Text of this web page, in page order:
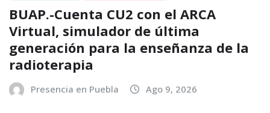
BUAP.-Cuenta CU2 con el ARCA
Virtual, simulador de última
generación para la enseñanza de la
radioterapia
Presencia en Puebla Ago 9, 2026